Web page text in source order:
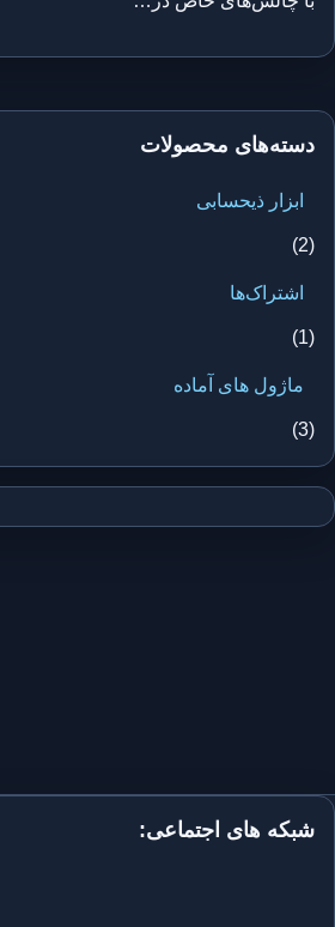
دسته‌های محصولات
ابزار ذیحسابی
(2)
اشتراک‌ها
(1)
ماژول های آماده
(3)
شبکه های اجتماعی: